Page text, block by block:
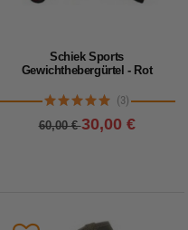
Schiek Sports
Gewichthebergürtel - Rot
(3)
60,00 €30,00 €